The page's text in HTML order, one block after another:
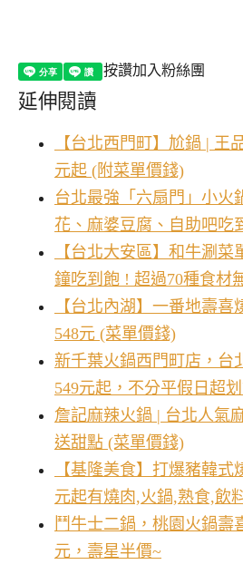
按讚加入粉絲團
延伸閱讀
【台北西門町】尬鍋 | 王
元起 (附菜單價錢)
台北最強「六扇門」小火
花、麻婆豆腐、自助吧吃
【台北大安區】和牛涮
鐘吃到飽 ! 超過70種食材
【台北內湖】一番地壽
548元 (菜單價錢)
新千葉火鍋西門町店，台
549元起，不分平假日超
詹記麻辣火鍋 | 台北人氣
送甜點 (菜單價錢)
【基隆美食】打爆豬韓
元起有燒肉,火鍋,熟食,飲
鬥牛士二鍋，桃園火鍋壽
元，壽星半價~